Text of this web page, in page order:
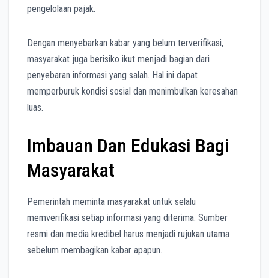
pengelolaan pajak.
Dengan menyebarkan kabar yang belum terverifikasi,
masyarakat juga berisiko ikut menjadi bagian dari
penyebaran informasi yang salah. Hal ini dapat
memperburuk kondisi sosial dan menimbulkan keresahan
luas.
Imbauan Dan Edukasi Bagi
Masyarakat
Pemerintah meminta masyarakat untuk selalu
memverifikasi setiap informasi yang diterima. Sumber
resmi dan media kredibel harus menjadi rujukan utama
sebelum membagikan kabar apapun.